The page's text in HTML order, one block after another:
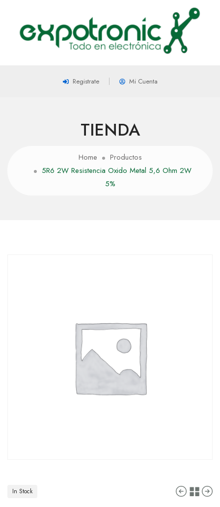
Registrate Mi Cuenta
TIENDA
Home
Productos
5R6 2W Resistencia Oxido Metal 5,6 Ohm 2W
5%
In Stock